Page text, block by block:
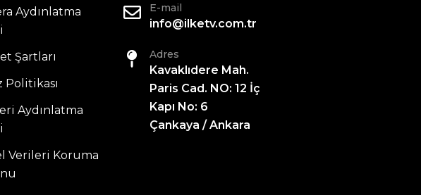
Aydınlatma
Şartları
Politikası
Aydınlatma
Verileri Koruma
E-mail
info@ilketv.com.tr
Adres
Kavaklıdere Mah.
Paris Cad. NO: 12 İç
Kapı No: 6
Çankaya / Ankara